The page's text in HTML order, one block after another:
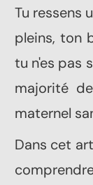
Tu ressens
pleins, ton
tu n'es pas
majorité
maternel
Dans cet